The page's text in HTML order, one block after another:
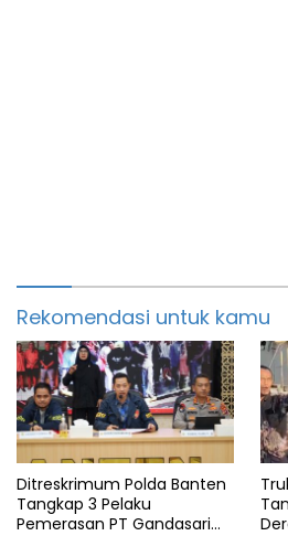
Rekomendasi untuk kamu
Ditreskrimum Polda Banten
Tangkap 3 Pelaku
Pemerasan PT Gandasari